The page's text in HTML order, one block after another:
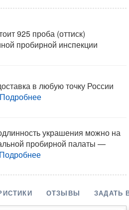
925 проба (оттиск)
пробирной инспекции
в любую точку России
Подробнее
украшения можно на
пробирной палаты —
Подробнее
ОТЗЫВЫ ЗАДАТЬ